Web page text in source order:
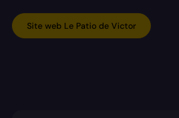
Site web Le Patio de Victor